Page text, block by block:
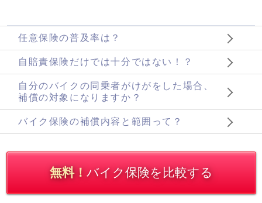
任意保険の普及率は？
自賠責保険だけでは十分ではない！？
自分のバイクの同乗者がけがをした場合、
補償の対象になりますか？
バイク保険の補償内容と範囲って？
無料！ バイク保険を比較する